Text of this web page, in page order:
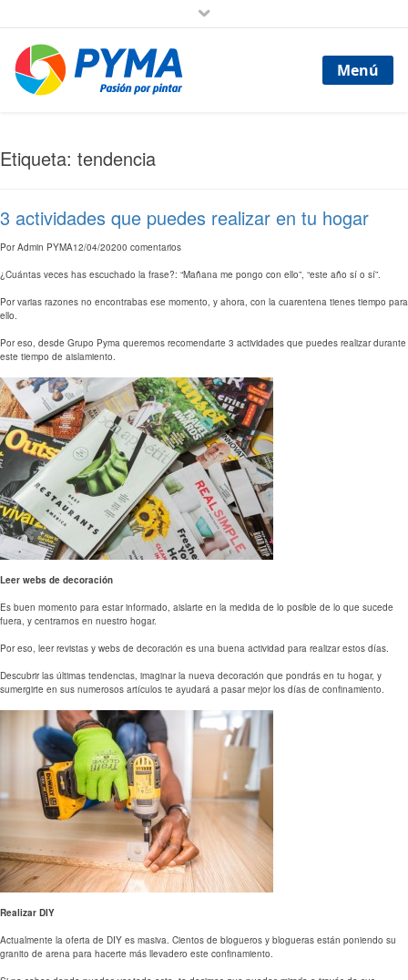
Menú
Etiqueta: tendencia
3 actividades que puedes realizar en tu hogar
PorAdmin PYMA12/04/20200 comentarios
¿Cuántas veces has escuchado la frase?: “Mañana me pongo con ello”, “este año sí o sí”.
Por varias razones no encontrabas ese momento, y ahora, con la cuarentena tienes tiempo para
ello.
Por eso, desde Grupo Pyma queremos recomendarte 3 actividades que puedes realizar durante
este tiempo de aislamiento.
Leer webs de decoración
Es buen momento para estar informado, aislarte en la medida de lo posible de lo que sucede
fuera, y centrarnos en nuestro hogar.
Por eso, leer revistas y webs de decoración es una buena actividad para realizar estos días.
Descubrir las últimas tendencias, imaginar la nueva decoración que pondrás en tu hogar, y
sumergirte en sus numerosos artículos te ayudará a pasar mejor los días de confinamiento.
Realizar DIY
Actualmente la oferta de DIY es masiva. Cientos de blogueros y blogueras están poniendo su
granito de arena para hacerte más llevadero este confinamiento.